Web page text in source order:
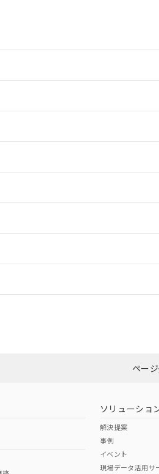
ダウンロードはこちら
（日本
ペー
ソリューショ
解決提案
事例
イベント
現場データ活用サ